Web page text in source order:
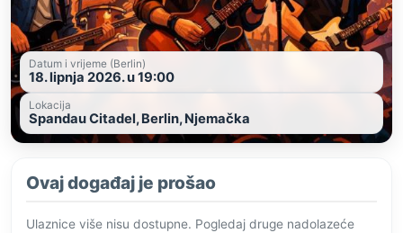
Datum i vrijeme (Berlin)
18. lipnja 2026. u 19:00
Lokacija
Spandau Citadel, Berlin, Njemačka
Ovaj događaj je prošao
Ulaznice više nisu dostupne. Pogledaj druge nadolazeće